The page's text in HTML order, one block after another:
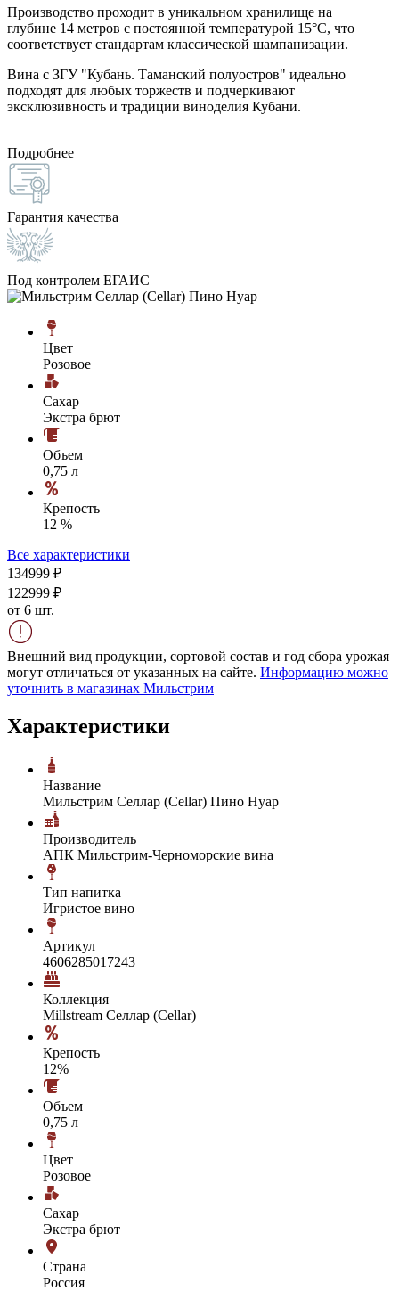
Производство проходит в уникальном хранилище на
глубине 14 метров с постоянной температурой 15°C, что
соответствует стандартам классической шампанизации.
Вина с ЗГУ "Кубань. Таманский полуостров" идеально
подходят для любых торжеств и подчеркивают
эксклюзивность и традиции виноделия Кубани.
Подробнее
Гарантия качества
Под контролем ЕГАИС
Цвет
Розовое
Сахар
Экстра брют
Объем
0,75 л
Крепость
12 %
Все характеристики
134999 ₽
122999 ₽
от 6 шт.
Внешний вид продукции, сортовой состав и год сбора урожая
могут отличаться от указанных на сайте. Информацию можно
уточнить в магазинах Мильстрим
Характеристики
Название
Мильстрим Селлар (Cellar) Пино Нуар
Производитель
АПК Мильстрим-Черноморские вина
Тип напитка
Игристое вино
Артикул
4606285017243
Коллекция
Millstream Селлар (Cellar)
Крепость
12%
Объем
0,75 л
Цвет
Розовое
Сахар
Экстра брют
Страна
Россия